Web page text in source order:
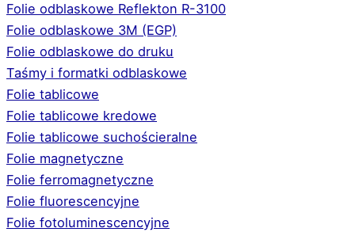
Folie odblaskowe Reflekton R-3100
Folie odblaskowe 3M (EGP)
Folie odblaskowe do druku
Taśmy i formatki odblaskowe
Folie tablicowe
Folie tablicowe kredowe
Folie tablicowe suchościeralne
Folie magnetyczne
Folie ferromagnetyczne
Folie fluorescencyjne
Folie fotoluminescencyjne